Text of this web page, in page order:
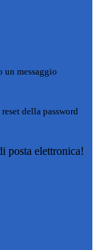
un messaggio
della password
posta elettronica!